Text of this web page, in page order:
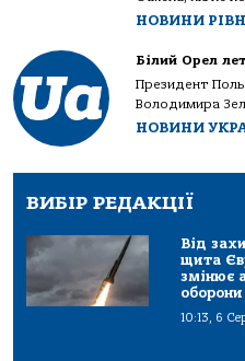
НОВИНИ
Білий Орел
Президент
Володимира
НОВИНИ
ВИБІР РЕДАКЦІЇ
Від
щита
змінює
оборони
10:13, 6